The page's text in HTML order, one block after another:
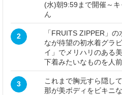
(水)朝9:59まで開催～
ん
2
「FRUITS ZIPPER」
なが待望の初水着グラ
イ」でメリハリのある
下着みたいなものを人
3
これまで胸元すら隠し
那が美ボディをビキニ